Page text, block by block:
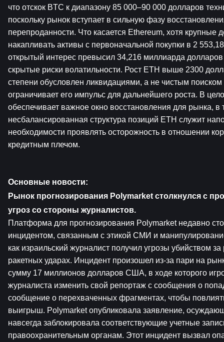
что отскок BTC к диапазону 85 000–90 000 долларов
поскольку рынок вступает в сильную фазу
перепроданности. Что касается Ethereum, хотя крупные
накапливать активы с первоначальной покупки в 2
открытый интерес превысил 34,216 миллиарда
скрытые риски волатильности. Рост ETH выше 2300
степени обусловлен ликвидациями, а не чистым поиском
ограничивает его импульс для дальнейшего роста. В
обеспечивает важное окно восстановления для рынка, в
несбалансированная структура позиций ETH служит
необходимости проявлять осторожность в отношении
кредитным плечом.
Основные новости:
Рынок прогнозирования Polymarket столкнулся с
угроз со стороны журналистов.
Платформа для прогнозирования Polymarket недавно
инцидентом, связанным с этикой СМИ и
как израильский журналист получил угрозы убийством
ракетных ударах. Инцидент произошел из-за пари на
сумму 17 миллионов долларов США, в ходе которого
журналиста изменить свой репортаж с сообщения о
сообщение о перехваченных фрагментах, чтобы
выигрыш. Polymarket опубликовала заявление,
навсегда заблокировала соответствующие учетные
правоохранительным органам. Этот инцидент вызвал